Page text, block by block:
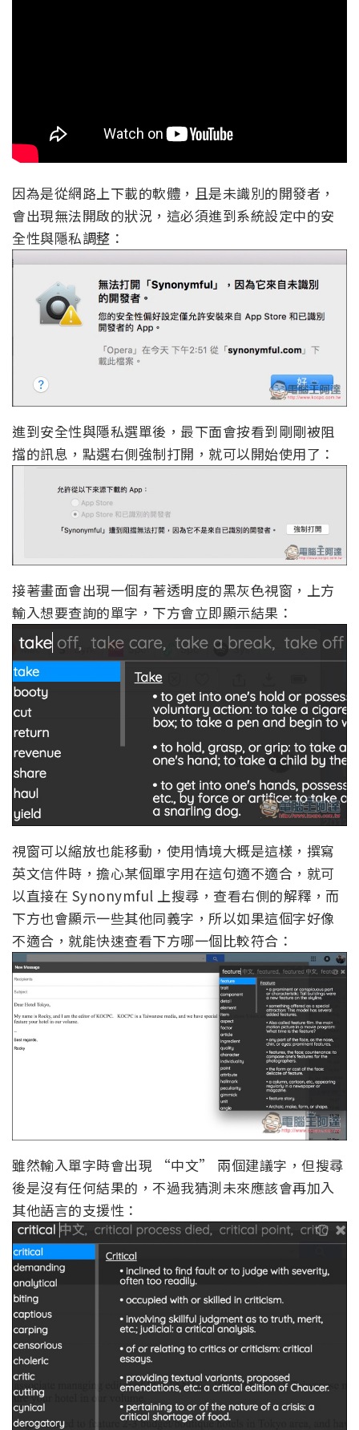
因為是從網路上下載的軟體，且是未識別的開發者，
會出現無法開啟的狀況，這必須進到系統設定中的安
全性與隱私調整：
進到安全性與隱私選單後，最下面會按看到剛剛被阻
擋的訊息，點選右側強制打開，就可以開始使用了：
接著畫面會出現一個有著透明度的黑灰色視窗，上方
輸入想要查詢的單字，下方會立即顯示結果：
視窗可以縮放也能移動，使用情境大概是這樣，撰寫
英文信件時，擔心某個單字用在這句適不適合，就可
以直接在 Synonymful 上搜尋，查看右側的解釋，而
下方也會顯示一些其他同義字，所以如果這個字好像
不適合，就能快速查看下方哪一個比較符合：
雖然輸入單字時會出現 “中文” 兩個建議字，但搜尋
後是沒有任何結果的，不過我猜測未來應該會再加入
其他語言的支援性：